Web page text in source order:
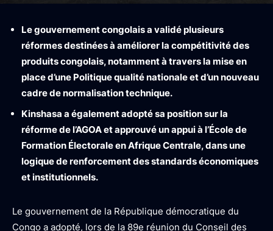
Le gouvernement congolais a validé plusieurs
réformes destinées à améliorer la compétitivité des
produits congolais, notamment à travers la mise en
place d’une Politique qualité nationale et d’un nouveau
cadre de normalisation technique.
Kinshasa a également adopté sa position sur la
réforme de l’AGOA et approuvé un appui à l’École de
Formation Électorale en Afrique Centrale, dans une
logique de renforcement des standards économiques
et institutionnels.
Le gouvernement de la République démocratique du
Congo a adopté, lors de la 89e réunion du Conseil des